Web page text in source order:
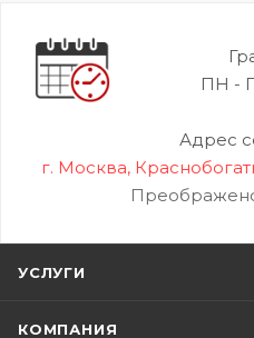
ПН -
Адрес
г. Москва,
УСЛУГИ
КОМПАНИЯ